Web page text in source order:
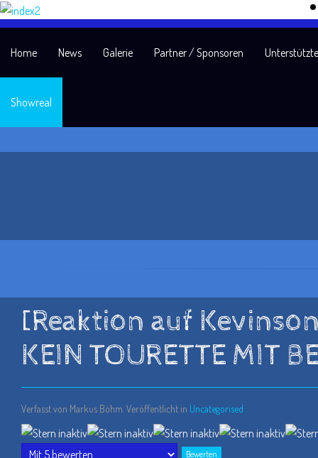
Home News Galerie Partner / Sponsoren
Showreal
[Reaktion auf Kevinson
KEIN TOURETTE MIT
Verfasst von Markus Böhm. Veröffentlicht in Uncategorised
Bitte